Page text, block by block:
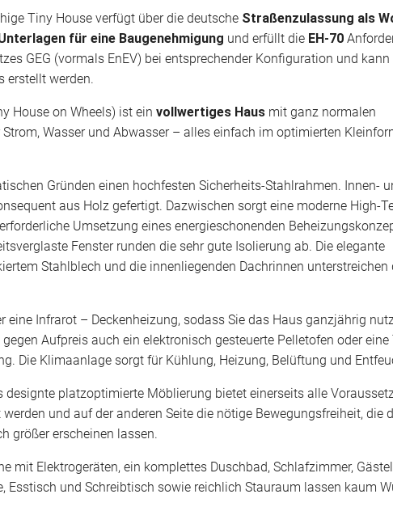
Tiny House verfügt über die deutsche Straßenzulassung als
für eine Baugenehmigung und erfüllt die EH-70
GEG (vormals EnEV) bei entsprechender Konfiguration und
erstellt werden.
House on Wheels) ist ein vollwertiges Haus mit ganz normalen
Wasser und Abwasser – alles einfach im optimierten
Gründen einen hochfesten Sicherheits-Stahlrahmen. Innen-
aus Holz gefertigt. Dazwischen sorgt eine moderne High-
Umsetzung eines energieschonenden
Fenster runden die sehr gute Isolierung ab. Die elegante
Stahlblech und die innenliegenden Dachrinnen unterstreichen
eine Infrarot – Deckenheizung, sodass Sie das Haus ganzjährig
Aufpreis auch ein elektronisch gesteuerte Pelletofen oder eine
Die Klimaanlage sorgt für Kühlung, Heizung, Belüftung und
designte platzoptimierte Möblierung bietet einerseits alle
und auf der anderen Seite die nötige Bewegungsfreiheit, die
größer erscheinen lassen.
mit Elektrogeräten, ein komplettes Duschbad, Schlafzimmer,
Esstisch und Schreibtisch sowie reichlich Stauraum lassen kaum